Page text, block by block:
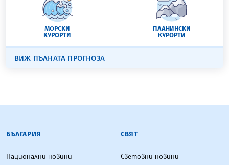
МОРСКИ
КУРОРТИ
ПЛАНИНСКИ
КУРОРТИ
ВИЖ ПЪЛНАТА ПРОГНОЗА
БЪЛГАРСКА ТЕЛЕГРАФНА АГЕНЦИЯ
БЪЛГАРИЯ
Национални новини
СВЯТ
Световни новини